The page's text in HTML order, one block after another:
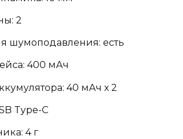
2
шумоподавления: есть
400 мАч
40 мАч х 2
Type-C
4 г